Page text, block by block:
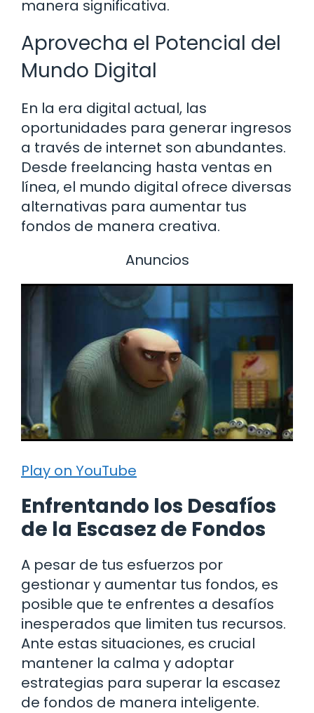
manera significativa.
Aprovecha el Potencial del
Mundo Digital
En la era digital actual, las
oportunidades para generar ingresos
a través de internet son abundantes.
Desde freelancing hasta ventas en
línea, el mundo digital ofrece diversas
alternativas para aumentar tus
fondos de manera creativa.
Anuncios
Play on YouTube
Enfrentando los Desafíos
de la Escasez de Fondos
A pesar de tus esfuerzos por
gestionar y aumentar tus fondos, es
posible que te enfrentes a desafíos
inesperados que limiten tus recursos.
Ante estas situaciones, es crucial
mantener la calma y adoptar
estrategias para superar la escasez
de fondos de manera inteligente.